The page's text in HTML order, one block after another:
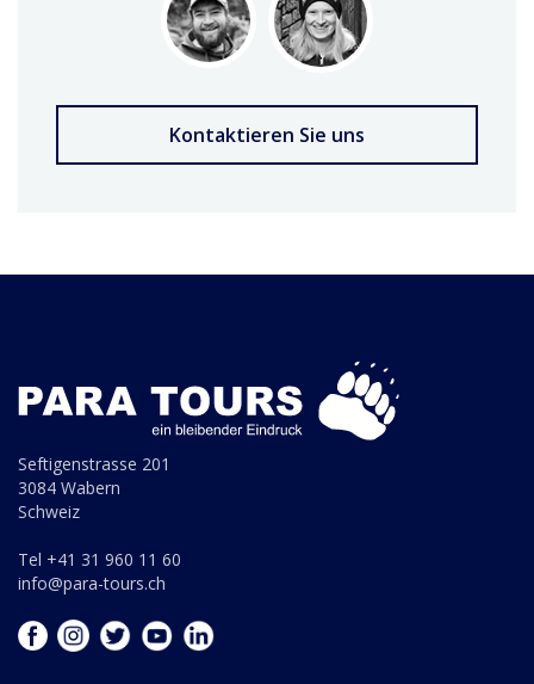
Kontaktieren Sie uns
Seftigenstrasse 201
3084 Wabern
Schweiz
Tel +41 31 960 11 60
info@para-tours.ch